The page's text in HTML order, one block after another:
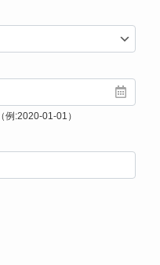
（例:2020-01-01）